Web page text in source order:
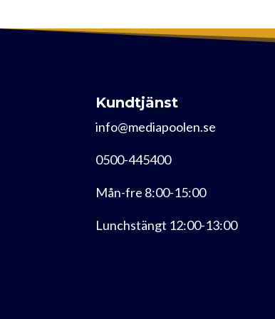
Kundtjänst
info@mediapoolen.se
0500-445400
Mån-fre 8:00-15:00
Lunchstängt 12:00-13:00